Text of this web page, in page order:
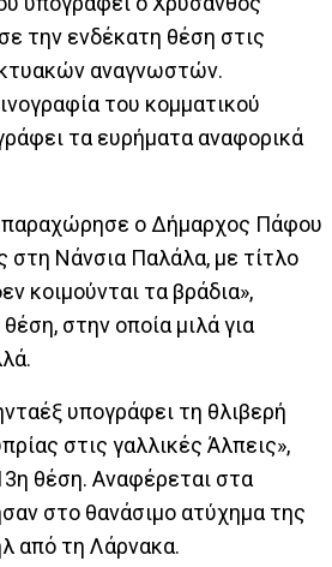
την ενδέκατη θέση στις
αναγνωστών.
του κομματικού
τα ευρήματα αναφορικά
παραχώρησε ο Δήμαρχος Πάφου
Νάνσια Παλάλα, με τίτλο
κοιμούνται τα βράδια»,
στην οποία μιλά για
υπογράφει τη θλιβερή
στις γαλλικές Άλπεις»,
θέση. Αναφέρεται στα
στο θανάσιμο ατύχημα της
από τη Λάρνακα.